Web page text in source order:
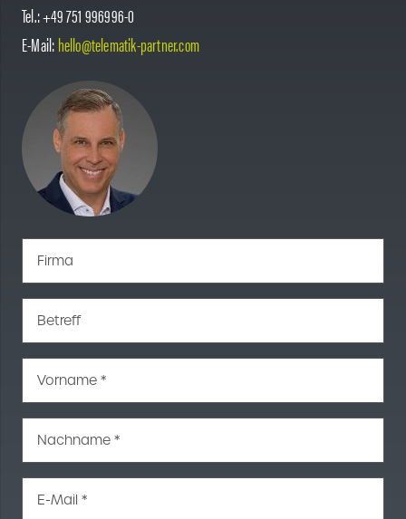
Tel.: +49 751 996996-0
E-Mail:hello@telematik-partner.com
Firma
Betreff
Vorname *
Nachname *
E-Mail *